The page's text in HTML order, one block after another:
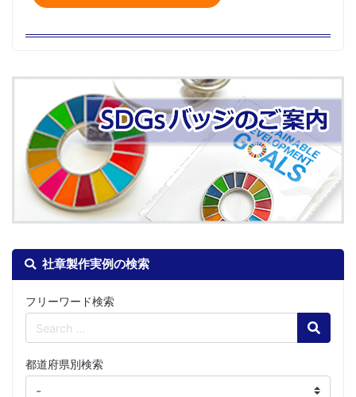
社章製作実例の検索
フリーワード検索
Search
都道府県別検索